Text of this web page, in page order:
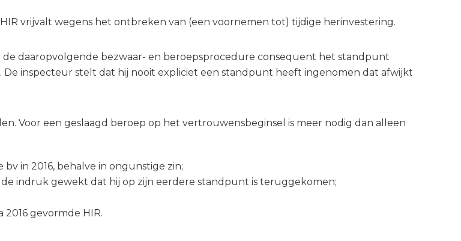
vrijvalt wegens het ontbreken van (een voornemen tot) tijdige herinvestering.
daaropvolgende bezwaar- en beroepsprocedure consequent het standpunt
inspecteur stelt dat hij nooit expliciet een standpunt heeft ingenomen dat afwijkt
Voor een geslaagd beroep op het vertrouwensbeginsel is meer nodig dan alleen
in 2016, behalve in ongunstige zin;
indruk gewekt dat hij op zijn eerdere standpunt is teruggekomen;
gevormde HIR.